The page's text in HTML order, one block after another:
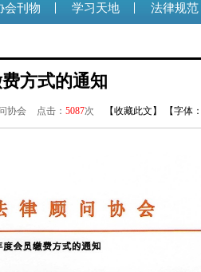
会刊物 学习天地 法律规范
方式的通知
协会 点击： 5087次 【收藏此文 】 【字体：